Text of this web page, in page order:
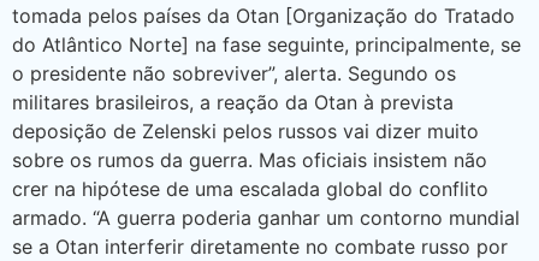
tomada pelos países da Otan [Organização do Tratado
do Atlântico Norte] na fase seguinte, principalmente, se
o presidente não sobreviver”, alerta. Segundo os
militares brasileiros, a reação da Otan à prevista
deposição de Zelenski pelos russos vai dizer muito
sobre os rumos da guerra. Mas oficiais insistem não
crer na hipótese de uma escalada global do conflito
armado. “A guerra poderia ganhar um contorno mundial
se a Otan interferir diretamente no combate russo por